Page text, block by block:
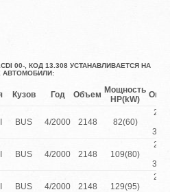
00-, КОД 13.308 УСТАНАВЛИВАЕТСЯ НА
АВТОМОБИЛИ:
Кузов Год Объем Мощность
HP(kW)
BUS 4/2000 2148 82(60)
208
BUS 4/2000 2148 109(80)
211
BUS 4/2000 2148 129(95)
213